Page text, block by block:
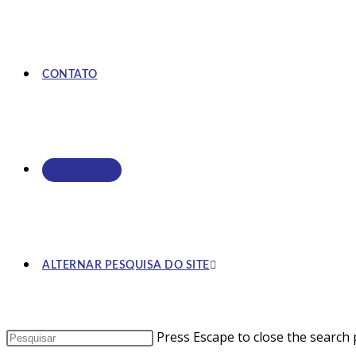
CONTATO
ALTERNAR PESQUISA DO SITE
Press Escape to close the search